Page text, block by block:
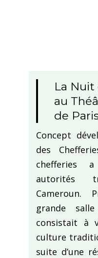
La Nuit
au
de
Concept
des
chefferies
autorités
Cameroun.
grande
consistait à
culture
suite d’une